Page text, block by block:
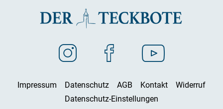
Impressum Datenschutz AGB Kontakt
Widerruf
Datenschutz-Einstellungen